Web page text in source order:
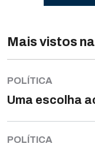
Mais vistos
POLÍTICA
Uma escolha
POLÍTICA